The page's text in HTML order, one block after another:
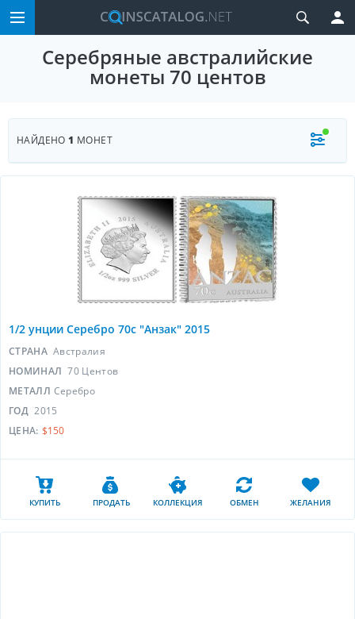
Серебряные австралийские
монеты 70 центов
НАЙДЕНО1 МОНЕТ
1/2 унции Серебро 70c "Анзак" 2015
СТРАНА Австралия
НОМИНАЛ 70 Центов
МЕТАЛЛ Серебро
ГОД 2015
ЦЕНА: $150
КУПИТЬ ПРОДАТЬ КОЛЛЕКЦИЯ ОБМЕН ЖЕЛАНИЯ